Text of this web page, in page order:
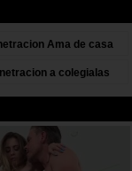
Ama de casa
a colegialas